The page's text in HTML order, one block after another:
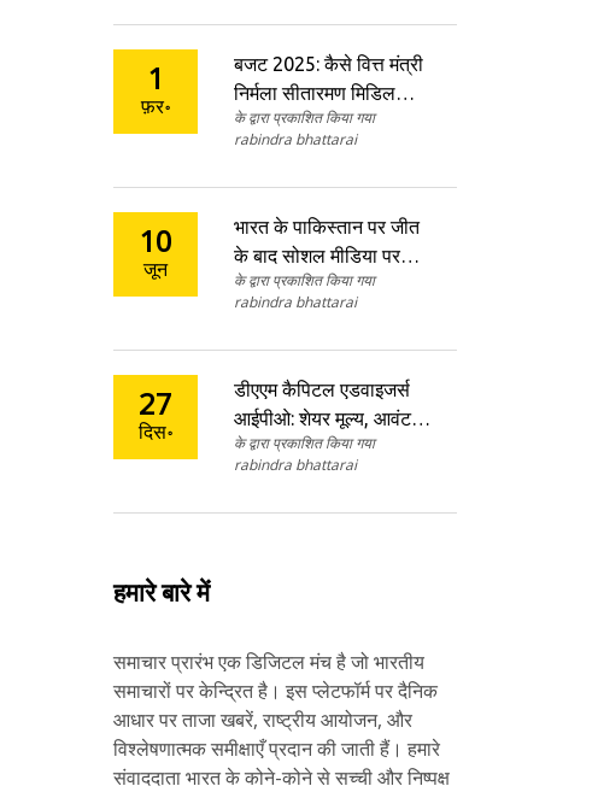
1
फ़र॰
बजट 2025: कैसे वित्त मंत्री
निर्मला सीतारमण मिडिल
क्लास करदाताओं को राहत
प्रदान कर सकती हैं?
के द्वारा प्रकाशित किया गया
rabindra bhattarai
10
जून
भारत के पाकिस्तान पर जीत
के बाद सोशल मीडिया पर
मेम्स की बाढ़ - 6 रनों से
न्यूयॉर्क में मिली शानदार जीत
के द्वारा प्रकाशित किया गया
rabindra bhattarai
27
दिस॰
डीएएम कैपिटल एडवाइजर्स
आईपीओ: शेयर मूल्य, आवंटन
और सब्सक्रिप्शन स्थिति
के द्वारा प्रकाशित किया गया
rabindra bhattarai
हमारे बारे में
समाचार प्रारंभ एक डिजिटल मंच है जो भारतीय
समाचारों पर केन्द्रित है। इस प्लेटफॉर्म पर दैनिक
आधार पर ताजा खबरें, राष्ट्रीय आयोजन, और
विश्लेषणात्मक समीक्षाएँ प्रदान की जाती हैं। हमारे
संवाददाता भारत के कोने-कोने से सच्ची और निष्पक्ष